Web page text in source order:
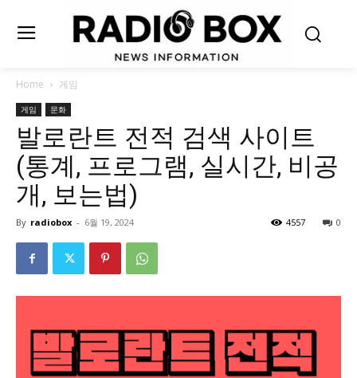
Home 게임
게임 문화
발로란트 전적 검색 사이트
(통계, 프로그램, 실시간, 비공
개, 보는법)
By radiobox - 6월 19, 2024 0
4557